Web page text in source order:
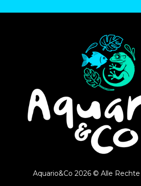
Aquario&Co 2026 © Alle